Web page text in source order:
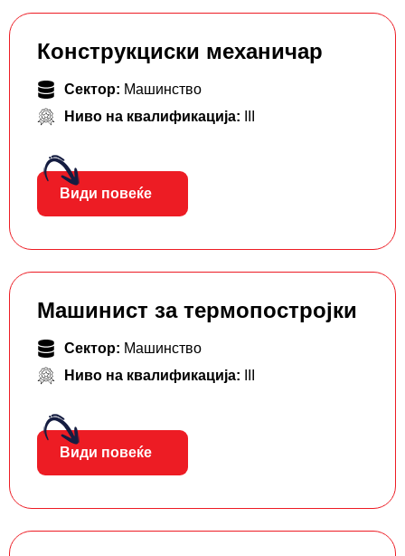
Конструкциски механичар
Сектор: Машинство
Ниво на квалификација:
Види повеќе
Машинист за термопостројки
Сектор: Машинство
Ниво на квалификација:
Види повеќе